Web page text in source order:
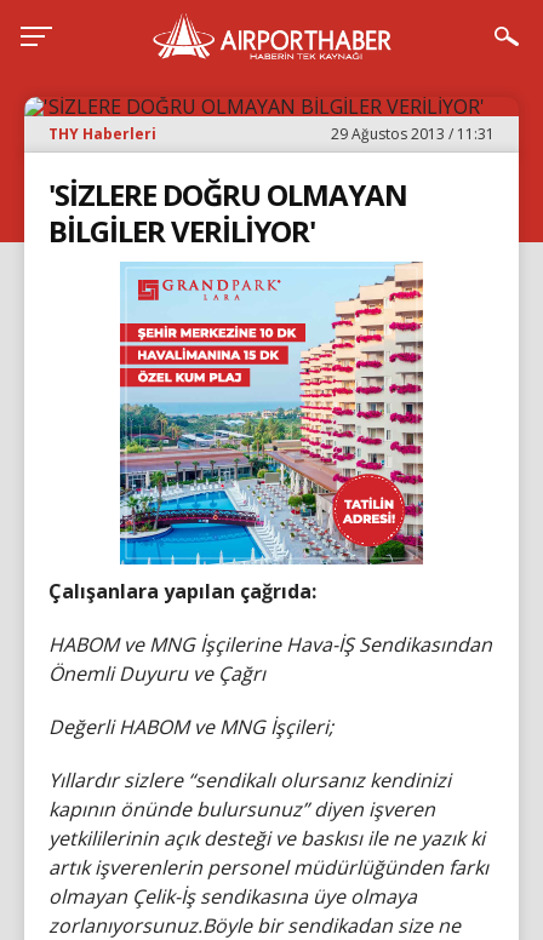
THY Haberleri 29 Ağustos 2013 / 11:31
'SİZLERE DOĞRU OLMAYAN
BİLGİLER VERİLİYOR'
Çalışanlara yapılan çağrıda:
HABOM ve MNG İşçilerine Hava-İŞ Sendikasından
Önemli Duyuru ve Çağrı
Değerli HABOM ve MNG İşçileri;
Yıllardır sizlere “sendikalı olursanız kendinizi
kapının önünde bulursunuz” diyen işveren
yetkililerinin açık desteği ve baskısı ile ne yazık ki
artık işverenlerin personel müdürlüğünden farkı
olmayan Çelik-İş sendikasına üye olmaya
zorlanıyorsunuz.Böyle bir sendikadan size ne